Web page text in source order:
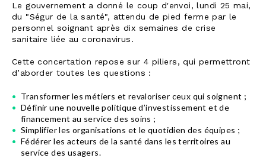
Le gouvernement a donné le coup d'envoi, lundi 25 mai,
du "Ségur de la santé", attendu de pied ferme par le
personnel soignant après dix semaines de crise
sanitaire liée au coronavirus.
Cette concertation repose sur 4 piliers, qui permettront
d’aborder toutes les questions :
Transformer les métiers et revaloriser ceux qui soignent ;
Définir une nouvelle politique d’investissement et de
financement au service des soins ;
Simplifier les organisations et le quotidien des équipes ;
Fédérer les acteurs de la santé dans les territoires au
service des usagers.